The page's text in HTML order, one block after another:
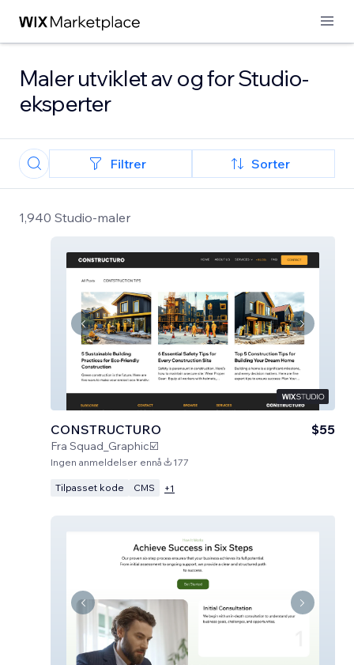
Maler utviklet av og for Studio-
eksperter
Filtrer Sorter
1,940 Studio-maler
CONSTRUCTURO
Fra Squad_Graphic☑️
$55
Ingen anmeldelser ennå 177
Tilpasset kode CMS +1